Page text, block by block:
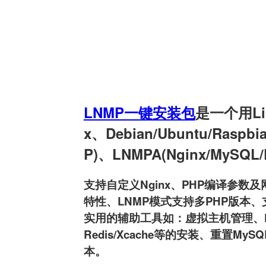
LNMP一键安装包是一个用
x、Debian/Ubuntu/
P)、LNMPA(Nginx/
支持自定义Nginx、PHP编译参数及
特性、LNMP模式支持多PHP版本
实用的辅助工具如：虚拟主机管理
Redis/Xcache等的安装、重置
本。